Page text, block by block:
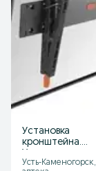
Установка
кронштейна.
телевизора
Усть-